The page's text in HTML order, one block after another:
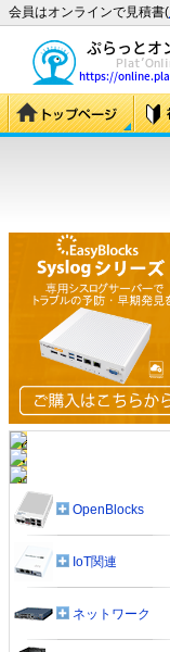
会員はオンラインで見積書(
OpenBlocks
IoT関連
ネットワーク